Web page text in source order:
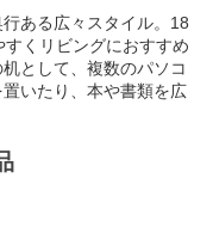
ある広々スタイル。18
くリビングにおすすめ
として、複数のパソコ
いたり、本や書類を広